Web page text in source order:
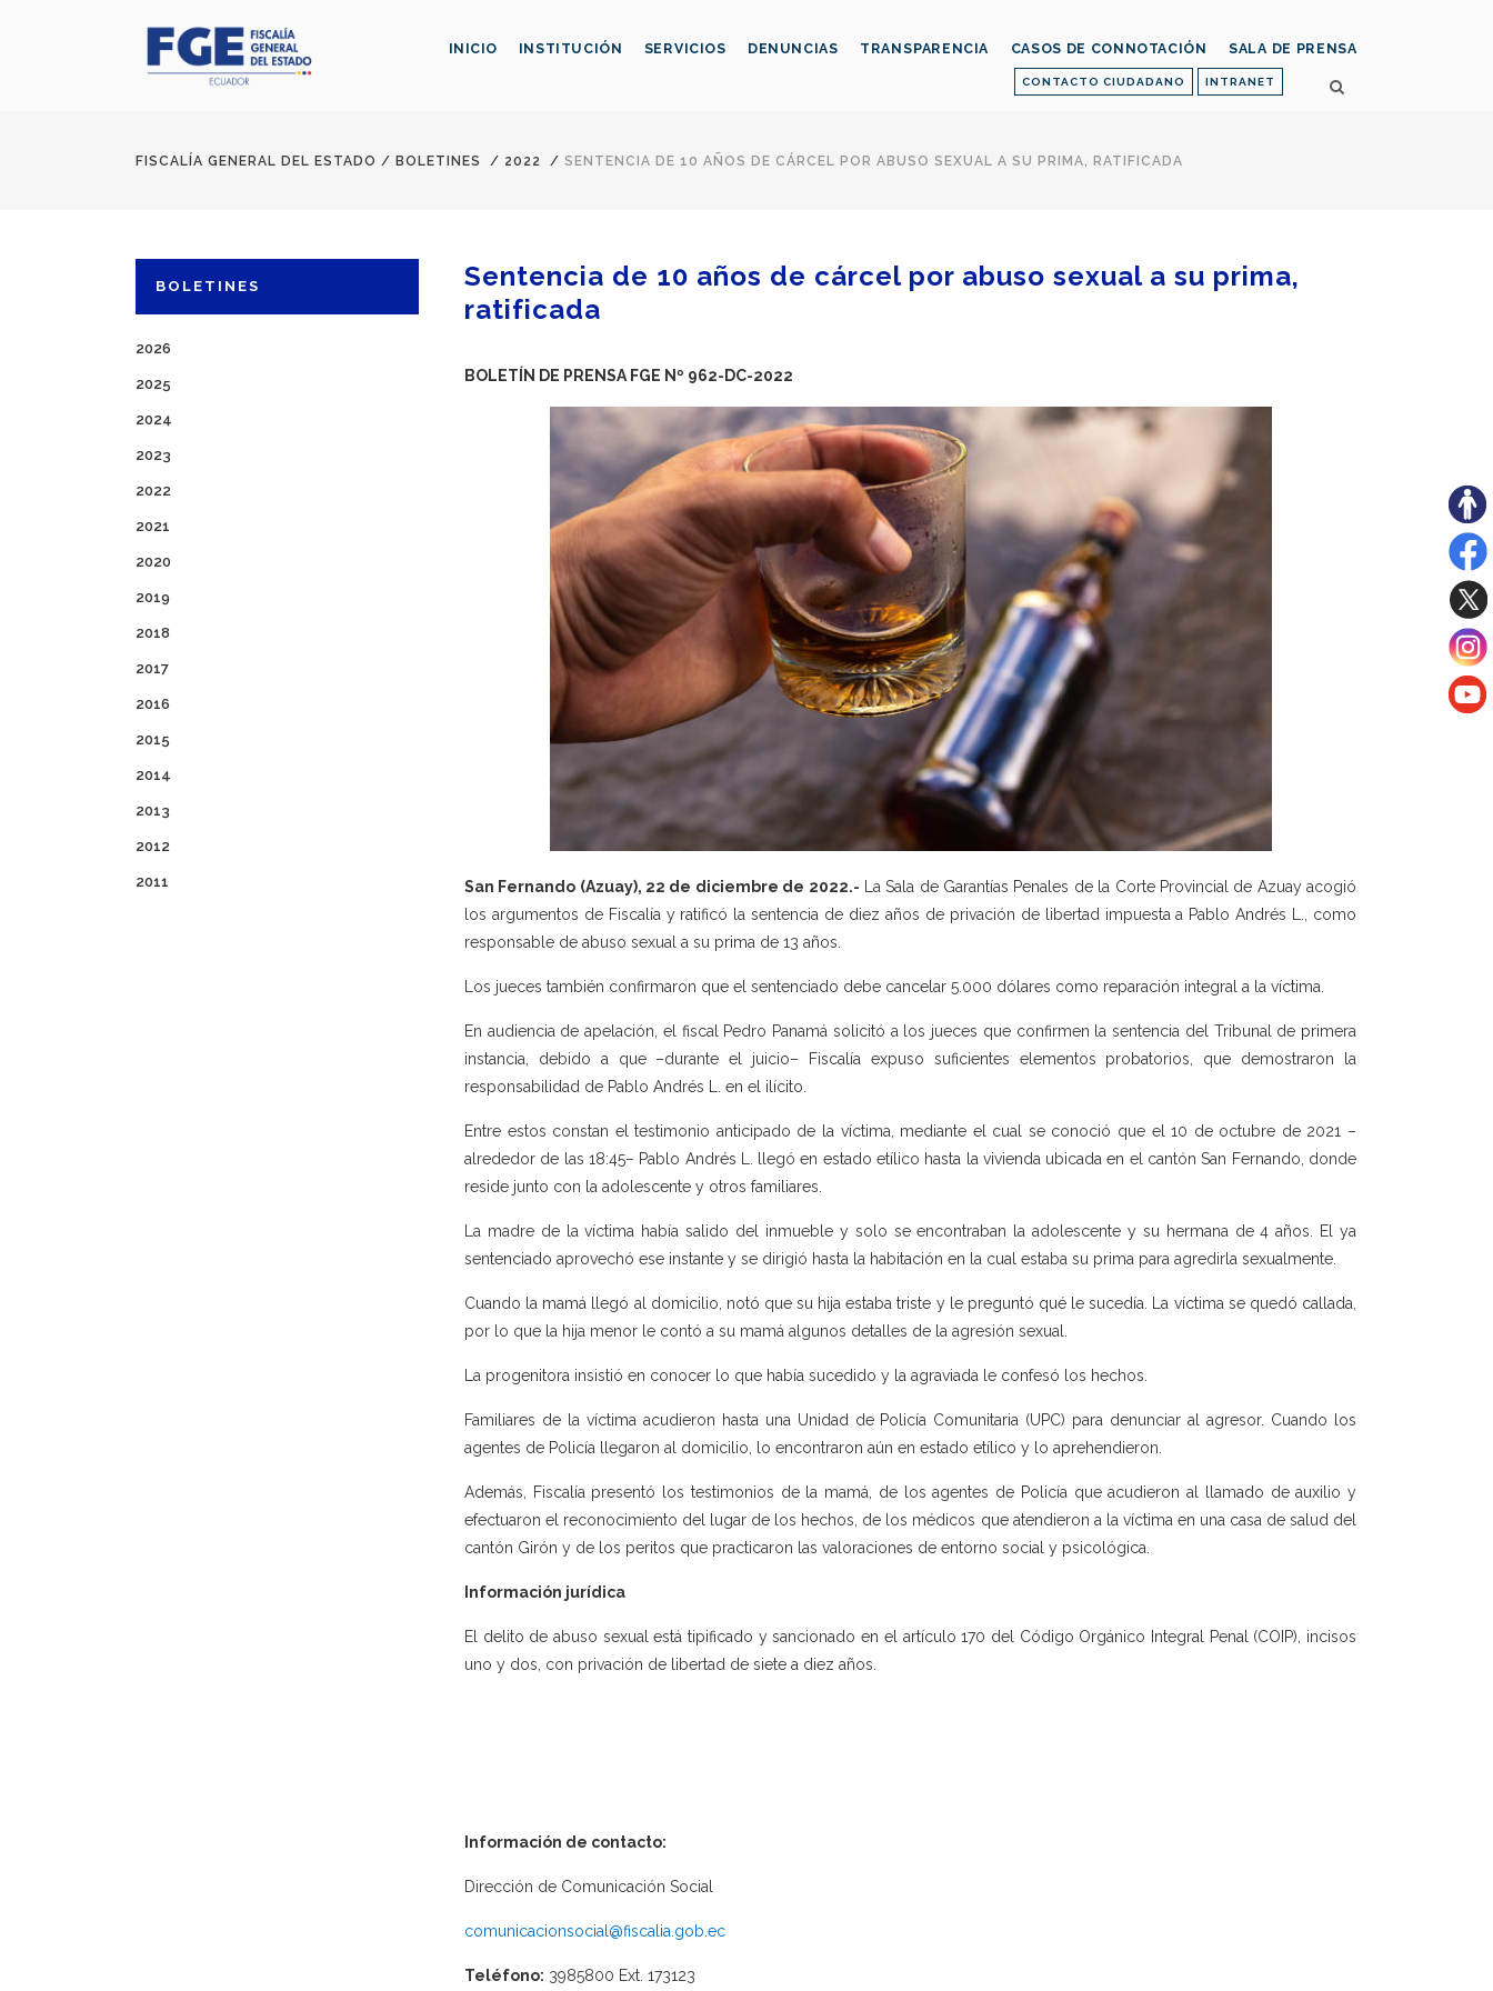
CONTACTO CIUDADANO INTRANET
INICIO INSTITUCIÓN SERVICIOS DENUNCIAS TRANSPARENCIA CASOS DE CONNOTACIÓN SALA DE PRENSA
FISCALÍA GENERAL DEL ESTADO / BOLETINES / 2022 / SENTENCIA DE 10 AÑOS DE CÁRCEL POR ABUSO SEXUAL A SU PRIMA, RATIFICADA
BOLETINES
2026
2025
2024
2023
2022
2021
2020
2019
2018
2017
2016
2015
2014
2013
2012
2011
Sentencia de 10 años de cárcel por abuso sexual a su prima,
ratificada
BOLETÍN DE PRENSA FGE Nº 962-DC-2022
San Fernando (Azuay), 22 de diciembre de 2022.- La Sala de Garantías Penales de la Corte Provincial de Azuay acogió
los argumentos de Fiscalía y ratificó la sentencia de diez años de privación de libertad impuesta a Pablo Andrés L., como
responsable de abuso sexual a su prima de 13 años.
Los jueces también confirmaron que el sentenciado debe cancelar 5.000 dólares como reparación integral a la víctima.
En audiencia de apelación, el fiscal Pedro Panamá solicitó a los jueces que confirmen la sentencia del Tribunal de primera
instancia, debido a que –durante el juicio– Fiscalía expuso suficientes elementos probatorios, que demostraron la
responsabilidad de Pablo Andrés L. en el ilícito.
Entre estos constan el testimonio anticipado de la víctima, mediante el cual se conoció que el 10 de octubre de 2021 –
alrededor de las 18:45– Pablo Andrés L. llegó en estado etílico hasta la vivienda ubicada en el cantón San Fernando, donde
reside junto con la adolescente y otros familiares.
La madre de la víctima había salido del inmueble y solo se encontraban la adolescente y su hermana de 4 años. El ya
sentenciado aprovechó ese instante y se dirigió hasta la habitación en la cual estaba su prima para agredirla sexualmente.
Cuando la mamá llegó al domicilio, notó que su hija estaba triste y le preguntó qué le sucedía. La víctima se quedó callada,
por lo que la hija menor le contó a su mamá algunos detalles de la agresión sexual.
La progenitora insistió en conocer lo que había sucedido y la agraviada le confesó los hechos.
Familiares de la víctima acudieron hasta una Unidad de Policía Comunitaria (UPC) para denunciar al agresor. Cuando los
agentes de Policía llegaron al domicilio, lo encontraron aún en estado etílico y lo aprehendieron.
Además, Fiscalía presentó los testimonios de la mamá, de los agentes de Policía que acudieron al llamado de auxilio y
efectuaron el reconocimiento del lugar de los hechos, de los médicos que atendieron a la víctima en una casa de salud del
cantón Girón y de los peritos que practicaron las valoraciones de entorno social y psicológica.
Información jurídica
El delito de abuso sexual está tipificado y sancionado en el artículo 170 del Código Orgánico Integral Penal (COIP), incisos
uno y dos, con privación de libertad de siete a diez años.
Información de contacto:
Dirección de Comunicación Social
comunicacionsocial@fiscalia.gob.ec
Teléfono: 3985800 Ext. 173123